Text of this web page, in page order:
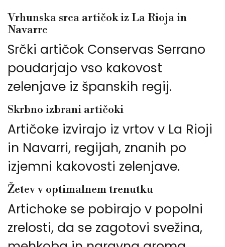
Vrhunska srca artičok iz La Rioja in
Navarre
Srčki artičok Conservas Serrano
poudarjajo vso kakovost
zelenjave iz španskih regij.
Skrbno izbrani artičoki
Artičoke izvirajo iz vrtov v La Rioji
in Navarri, regijah, znanih po
izjemni kakovosti zelenjave.
Žetev v optimalnem trenutku
Artichoke se pobirajo v popolni
zrelosti, da se zagotovi svežina,